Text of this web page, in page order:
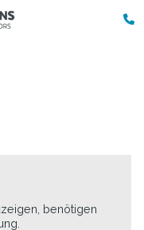
benötigen